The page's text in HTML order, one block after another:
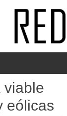
viable
eólicas